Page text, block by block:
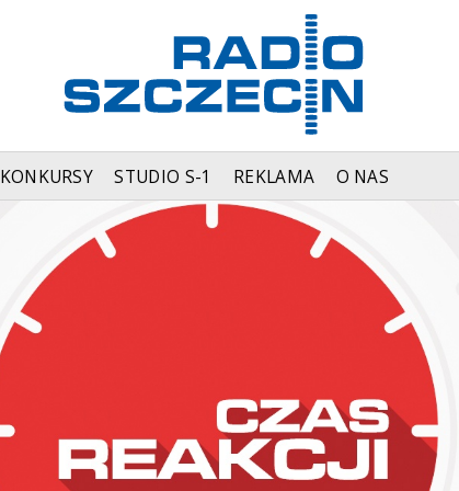
KONKURSY STUDIO S-1 REKLAMA O NAS